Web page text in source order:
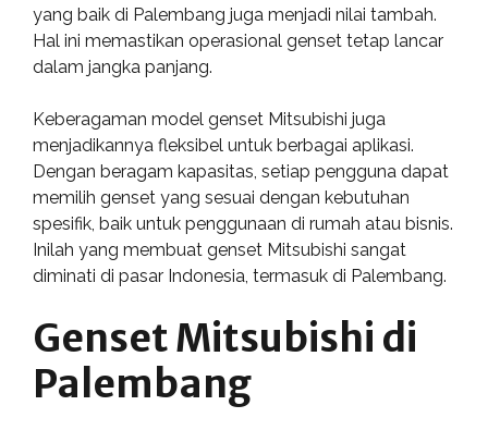
yang baik di Palembang juga menjadi nilai tambah.
Hal ini memastikan operasional genset tetap lancar
dalam jangka panjang.
Keberagaman model genset Mitsubishi juga
menjadikannya fleksibel untuk berbagai aplikasi.
Dengan beragam kapasitas, setiap pengguna dapat
memilih genset yang sesuai dengan kebutuhan
spesifik, baik untuk penggunaan di rumah atau bisnis.
Inilah yang membuat genset Mitsubishi sangat
diminati di pasar Indonesia, termasuk di Palembang.
Genset Mitsubishi di
Palembang